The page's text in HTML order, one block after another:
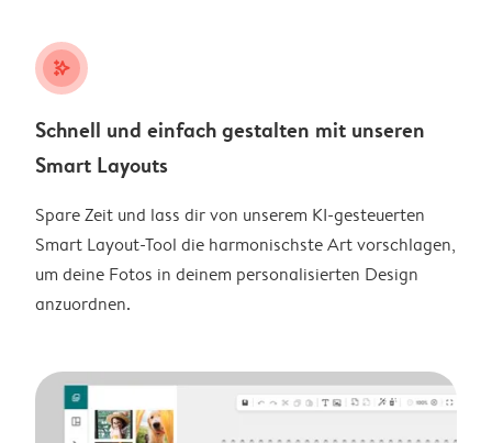
stars_plus
Schnell und einfach gestalten mit unseren
Smart Layouts
Spare Zeit und lass dir von unserem KI-gesteuerten
Smart Layout-Tool die harmonischste Art vorschlagen,
um deine Fotos in deinem personalisierten Design
anzuordnen.